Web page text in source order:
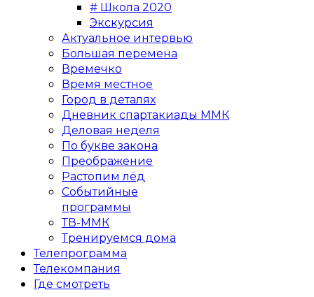
# Школа 2020
Экскурсия
Актуальное интервью
Большая перемена
Времечко
Время местное
Город в деталях
Дневник спартакиады ММК
Деловая неделя
По букве закона
Преображение
Растопим лёд
Событийные
программы
ТВ-ММК
Тренируемся дома
Телепрограмма
Телекомпания
Где смотреть